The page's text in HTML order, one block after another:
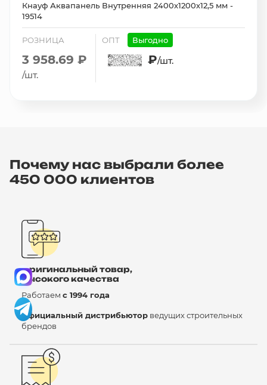
Кнауф Аквапанель Внутренняя 2400х1200х12,5 мм -
19514
РОЗНИЦА
3 958.69 ₽
/шт.
ОПТ Выгодно
₽/шт.
Почему нас выбрали более
450 000 клиентов
Оригинальный товар,
высокого качества
Работаем с 1994 года
Официальный дистрибьютор ведущих строительных
брендов